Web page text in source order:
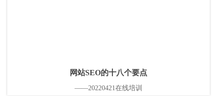
网站SEO的十八个要点
——20220421在线培训